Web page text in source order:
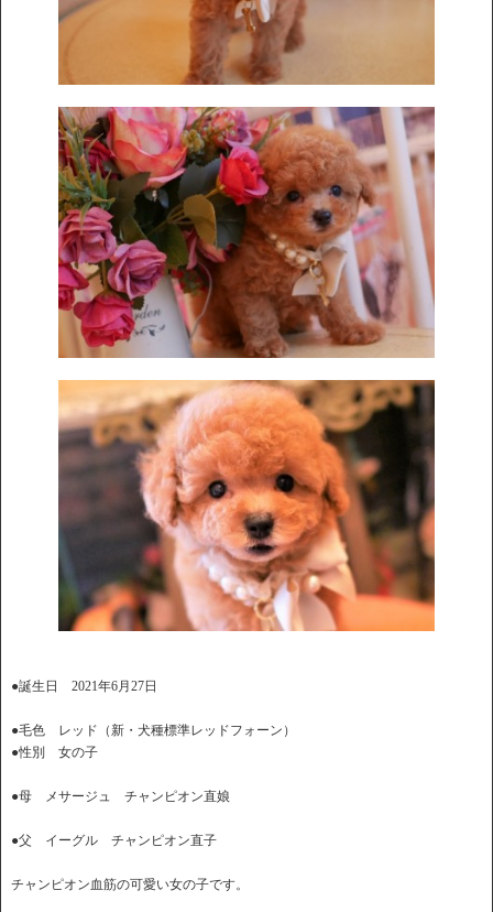
●誕生日 2021年6月27日
●毛色 レッド（新・犬種標準レッドフォーン）
●性別 女の子
●母 メサージュ チャンピオン直娘
●父 イーグル チャンピオン直子
チャンピオン血筋の可愛い女の子です。